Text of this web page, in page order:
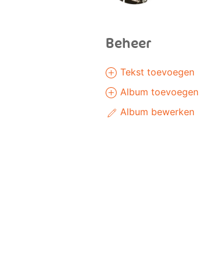
Beheer
Tekst toevoegen
Album toevoegen
Album bewerken